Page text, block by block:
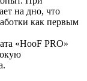
на дно, что
как первым
«HooF PRO»